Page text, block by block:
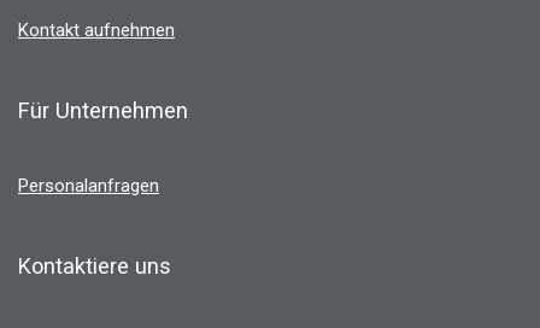
Kontakt aufnehmen
Für Unternehmen
Personalanfragen
Kontaktiere uns